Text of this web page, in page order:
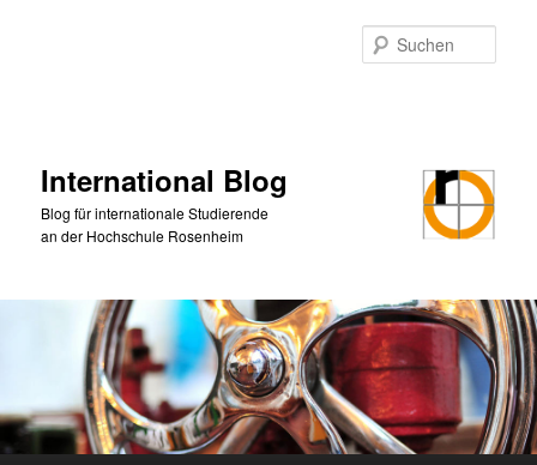
International Blog
Blog für internationale Studierende
an der Hochschule Rosenheim